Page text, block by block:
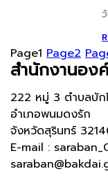
Page1 Page2
สำนักงานอง
222 หมู่ 3 ตำบลบัก
อำเภอพนมดงรัก
จังหวัดสุรินทร์
E-mail :